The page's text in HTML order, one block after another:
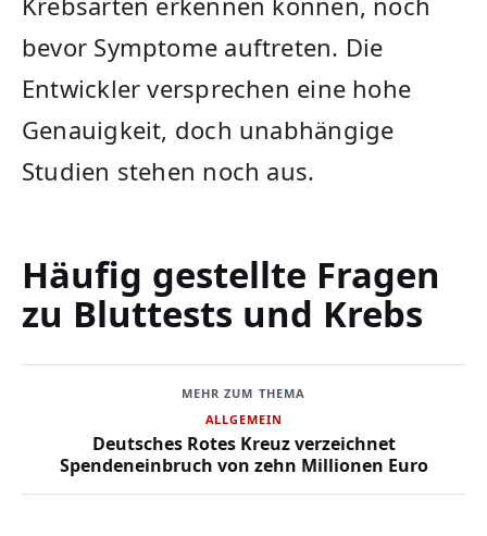
bevor Symptome auftreten. Die
Entwickler versprechen eine hohe
Genauigkeit, doch unabhängige
Studien stehen noch aus.
Häufig gestellte Fragen
zu Bluttests und Krebs
MEHR ZUM THEMA
ALLGEMEIN
Deutsches Rotes Kreuz verzeichnet
Spendeneinbruch von zehn Millionen Euro